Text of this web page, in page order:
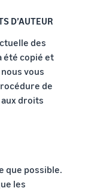
D’AUTEUR
des
été copié et
vous
de
droits
que possible.
les